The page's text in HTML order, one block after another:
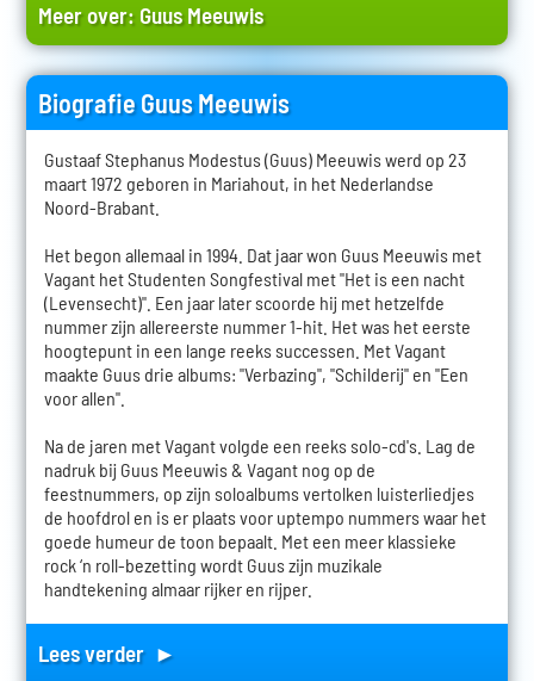
Meer over: Guus Meeuwis
Biografie Guus Meeuwis
Gustaaf Stephanus Modestus (Guus) Meeuwis werd op 23
maart 1972 geboren in Mariahout, in het Nederlandse
Noord-Brabant.
Het begon allemaal in 1994. Dat jaar won Guus Meeuwis met
Vagant het Studenten Songfestival met "Het is een nacht
(Levensecht)". Een jaar later scoorde hij met hetzelfde
nummer zijn allereerste nummer 1-hit. Het was het eerste
hoogtepunt in een lange reeks successen. Met Vagant
maakte Guus drie albums: "Verbazing", "Schilderij" en "Een
voor allen".
Na de jaren met Vagant volgde een reeks solo-cd's. Lag de
nadruk bij Guus Meeuwis & Vagant nog op de
feestnummers, op zijn soloalbums vertolken luisterliedjes
de hoofdrol en is er plaats voor uptempo nummers waar het
goede humeur de toon bepaalt. Met een meer klassieke
rock ‘n roll-bezetting wordt Guus zijn muzikale
handtekening almaar rijker en rijper.
Lees verder ►